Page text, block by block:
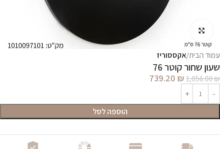
עמוד הבית אקססוריז
שעון שחור קוטר 76
1,056.00₪
739.20 ₪
הוספה לסל